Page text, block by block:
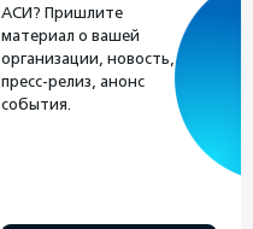
АСИ? Пришлите
материал о вашей
организации, новость,
пресс-релиз, анонс
события.